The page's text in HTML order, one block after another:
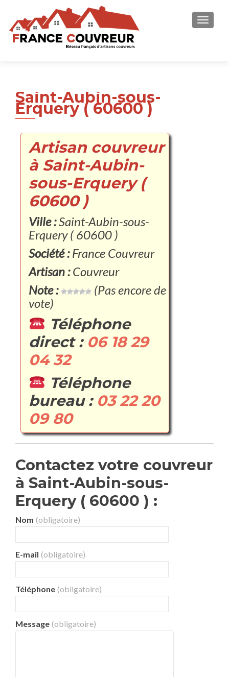
Saint-Aubin-sous-
Erquery ( 60600 )
Artisan couvreur
à Saint-Aubin-
sous-Erquery (
60600 )
Ville :Saint-Aubin-sous-
Erquery ( 60600 )
Société :France Couvreur
Artisan :Couvreur
Note :
(Pas encore de
vote)
Téléphone
direct : 06 18 29
04 32
Téléphone
bureau : 03 22 20
09 80
Contactez votre couvreur
à Saint-Aubin-sous-
Erquery ( 60600 ) :
Nom (obligatoire)
E-mail (obligatoire)
Téléphone (obligatoire)
Message (obligatoire)